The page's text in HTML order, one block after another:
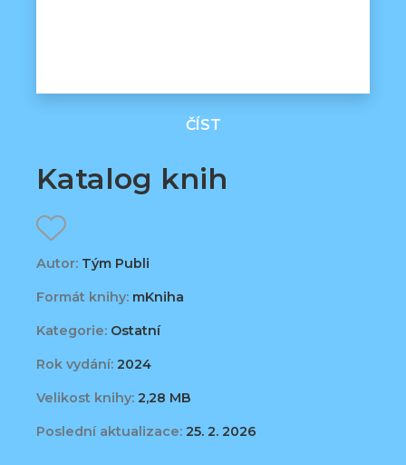
ČÍST
Katalog knih
Autor: Tým Publi
Formát knihy: mKniha
Kategorie: Ostatní
Rok vydání: 2024
Velikost knihy: 2,28 MB
Poslední aktualizace: 25. 2. 2026